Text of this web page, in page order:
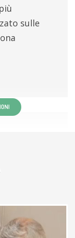
sulle